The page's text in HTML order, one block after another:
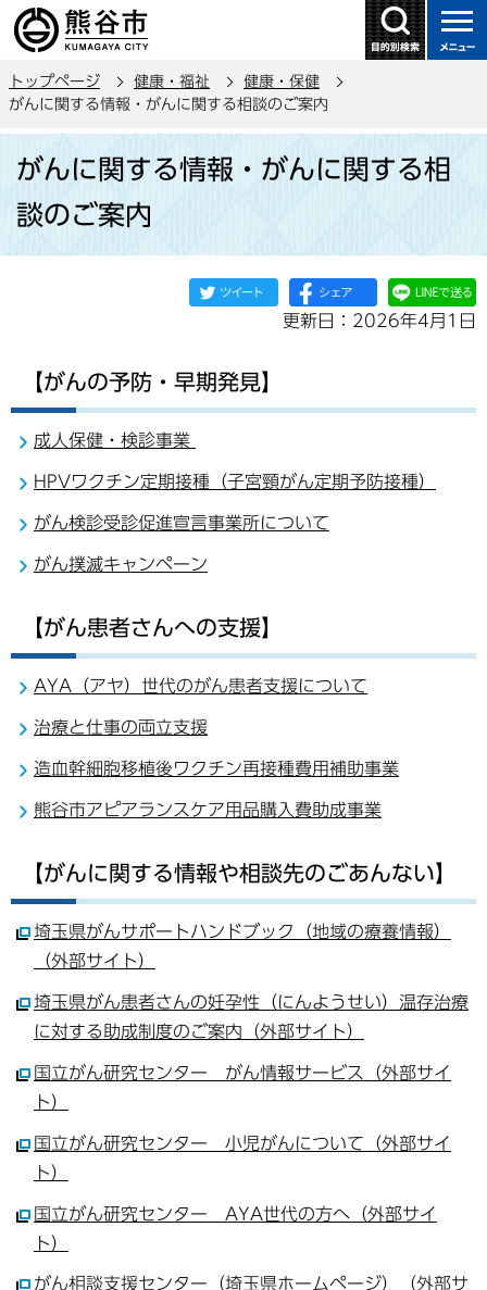
の
ー
す
トップページ 健康・福祉
健康・保健
がんに関する情報・がんに関する相談のご案内
か
がんに関する情報・がんに関する相
談のご案内
更新日：2026年4月1日
【がんの予防・早期発見】
成人保健・検診事業
HPVワクチン定期接種（子宮頸がん定期予防接種）
がん検診受診促進宣言事業所について
がん撲滅キャンペーン
【がん患者さんへの支援】
AYA（アヤ）世代のがん患者支援について
治療と仕事の両立支援
造血幹細胞移植後ワクチン再接種費用補助事業
熊谷市アピアランスケア用品購入費助成事業
【がんに関する情報や相談先のごあんない】
埼玉県がんサポートハンドブック（地域の療養情報）
（外部サイト）
埼玉県がん患者さんの妊孕性（にんようせい）温存治療
に対する助成制度のご案内（外部サイト）
国立がん研究センター がん情報サービス（外部サイ
ト）
国立がん研究センター 小児がんについて（外部サイ
ト）
国立がん研究センター AYA世代の方へ（外部サイ
ト）
がん相談支援センター（埼玉県ホームページ）（外部サ